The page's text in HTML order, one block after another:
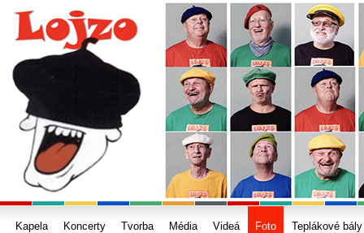
Kapela Koncerty Tvorba Média Videá Foto Teplákové bály